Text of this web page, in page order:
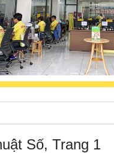
Số, Trang 1